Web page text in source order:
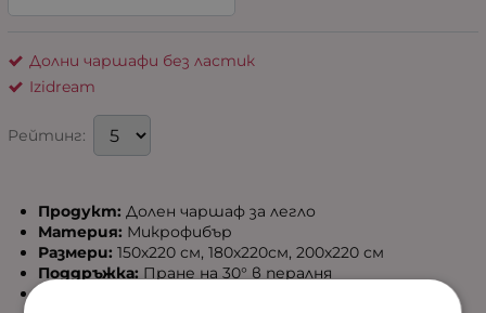
Долни чаршафи без ластик
Izidream
Рейтинг:
Продукт: Долен чаршаф за легло
Материя: Микрофибър
Размери: 150х220 см, 180х220см, 200х220 см
Поддръжка: Пране на 30° в пералня